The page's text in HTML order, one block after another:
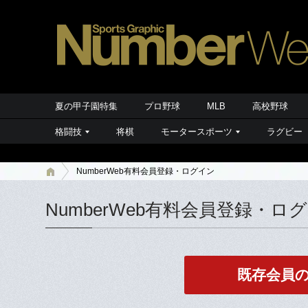
夏の甲子園特集 プロ野球 MLB 高校野球
格闘技 将棋 モータースポーツ ラグビー
NumberWeb有料会員登録・ログイン
NumberWeb有料会員登録・ロ
既存会員